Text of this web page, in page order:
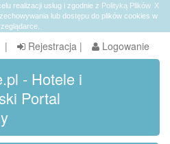
X
realizacji usług i zgodnie z Polityką Plików
lub dostępu do plików cookies w
| Rejestracja | Logowanie
- Hotele i
Portal